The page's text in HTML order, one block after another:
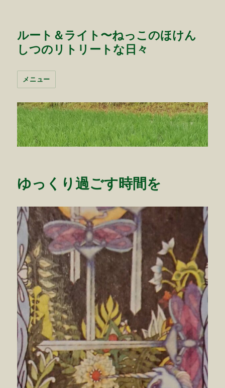
ルート＆ライト〜ねっこのほけん
しつのリトリートな日々
メニュー
ゆっくり過ごす時間を